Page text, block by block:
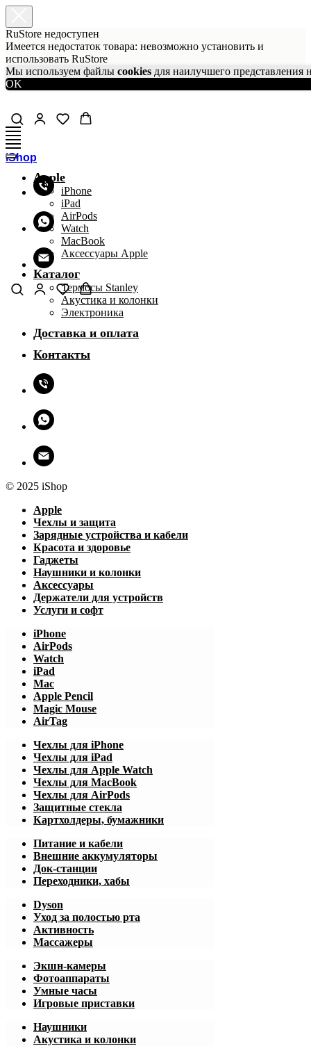
RuStore недоступен
Имеется недостаток товара: невозможно установить и
использовать RuStore
Мы используем файлы cookies для наилучшего представления
OK
iShop
Apple
iPhone
iPad
AirPods
Watch
MacBook
Аксессуары Apple
Каталог
Термосы Stanley
Акустика и колонки
Электроника
Доставка и оплата
Контакты
© 2025 iShop
Apple
Чехлы и защита
Зарядные устройства и кабели
Красота и здоровье
Гаджеты
Наушники и колонки
Аксессуары
Держатели для устройств
Услуги и софт
iPhone
AirPods
Watch
iPad
Mac
Apple Pencil
Magic Mouse
AirTag
Чехлы для iPhone
Чехлы для iPad
Чехлы для Apple Watch
Чехлы для MacBook
Чехлы для AirPods
Защитные стекла
Картхолдеры, бумажники
Питание и кабели
Внешние аккумуляторы
Док-станции
Переходники, хабы
Dyson
Уход за полостью рта
Активность
Массажеры
Экшн-камеры
Фотоаппараты
Умные часы
Игровые приставки
Наушники
Акустика и колонки